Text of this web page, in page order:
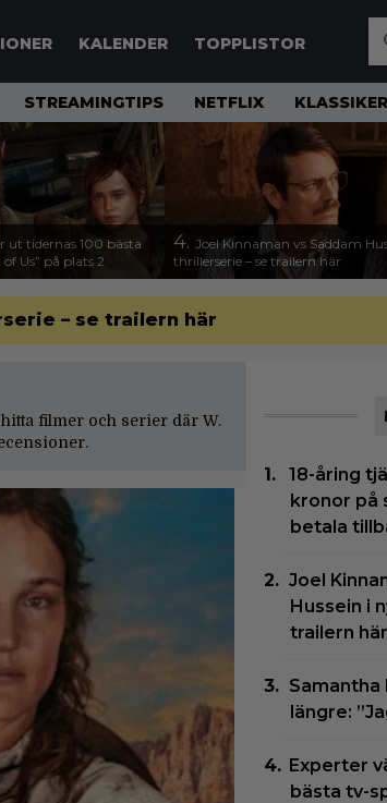
KALENDER TOPPLISTOR
STREAMINGTIPS NETFLIX KLASSIKER
ut tidernas 100 bästa
Us” på plats 2
4. Joel Kinnaman vs Saddam
thrillerserie – se trailern här
– se trailern här
filmer och serier där W.
.
18-åring
kronor på
betala
Joel
Hussein i
trailern här
längre:
Experter
bästa tv-